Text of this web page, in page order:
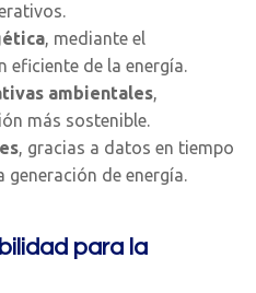
, mediante el
eficiente de la energía.
ambientales,
más sostenible.
, gracias a datos en tiempo
generación de energía.
para la